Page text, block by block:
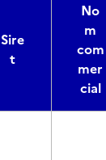
Sire
t
No
m
com
mer
cial